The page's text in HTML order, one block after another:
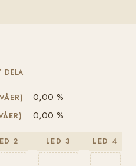
DELA
0,00 %
0,00 %
2 LED 3 LED 4